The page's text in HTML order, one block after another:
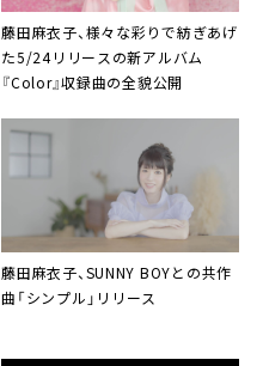
藤田麻衣子、様々な彩りで紡ぎあげ
た5/24リリースの新アルバム
『Color』収録曲の全貌公開
藤田麻衣子、 SUNNY BOYとの共作
曲「シンプル」リリース